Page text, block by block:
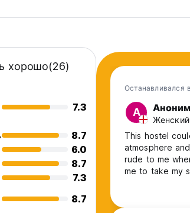
хорошо(26)
7.3
8.7
6.0
8.7
7.3
8.7
Останавливался
А
This hostel
atmosphere
rude to me
me to take my